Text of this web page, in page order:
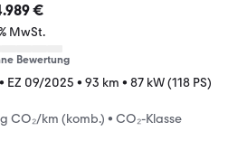
€
MwSt.
Bewertung
• EZ 09/2025 • 93 km • 87 kW (118 PS)
CO₂/km (komb.) • CO₂-Klasse